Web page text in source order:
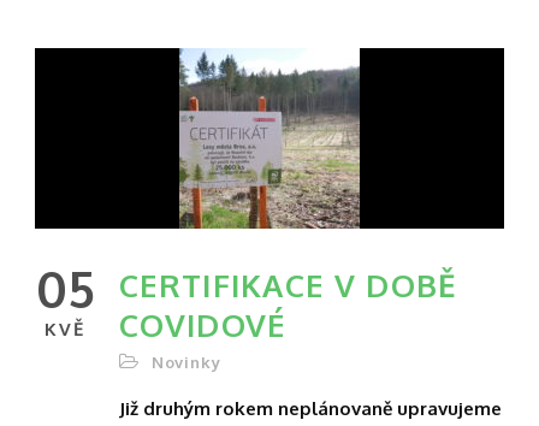
05
KVĚ
CERTIFIKACE V DOBĚ
COVIDOVÉ
Novinky
Již druhým rokem neplánovaně upravujeme